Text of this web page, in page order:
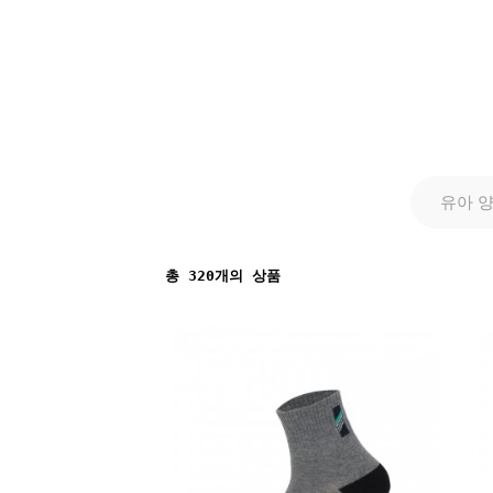
유아
총 320개의 상품